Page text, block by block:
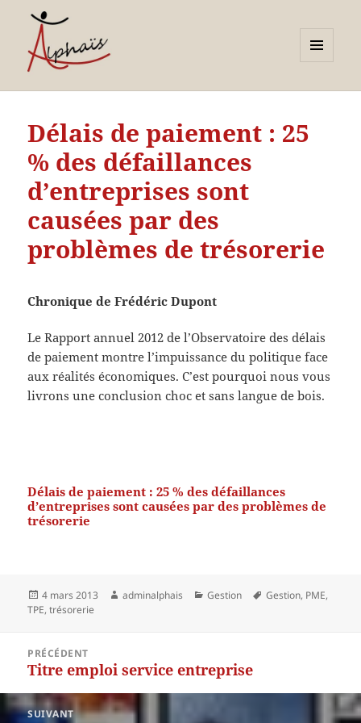
compétences et
orientations adultes et
jeunes
WIDGETS
Délais de paiement : 25
% des défaillances
d’entreprises sont
causées par des
problèmes de trésorerie
Chronique de Frédéric Dupont
Le Rapport annuel 2012 de l’Observatoire des délais
de paiement montre l’impuissance du politique face
aux réalités économiques. C’est pourquoi nous vous
livrons une conclusion choc et sans langue de bois.
Délais de paiement : 25 % des défaillances
d’entreprises sont causées par des problèmes de
trésorerie
Publié
le
4 mars 2013 Auteur
adminalphais Catégories
Gestion
Mots-
Gestion, PME,
TPE,trésorerie
l’article
PRÉCÉDENT
Article
Titre emploi service entreprise
SUIVANT